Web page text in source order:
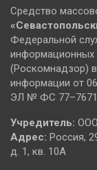
Средство
Федеральной
информационных
(Роскомнадзор)
информации от
ЭЛ № ФС
Учредитель:
Адрес: Россия,
д. 1, кв. 10А